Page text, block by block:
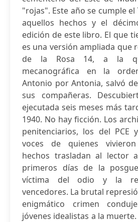
"rojas". Este año se cumple
aquellos hechos y el
edición de este libro. El que
es una versión ampliada que
de la Rosa 14, a la
mecanográfica en la
Antonio por Antonia, salvó
sus compañeras.
ejecutada seis meses más
1940. No hay ficción. Los
penitenciarios, los del PCE
voces de quienes
hechos trasladan al lector
primeros días de la
víctima del odio y la
vencedores. La brutal
enigmático crimen
jóvenes idealistas a la